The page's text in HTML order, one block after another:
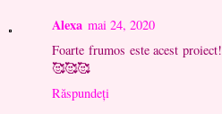
Alexa mai 24, 2020
Foarte frumos este acest
🥰🥰🥰
Răspundeți